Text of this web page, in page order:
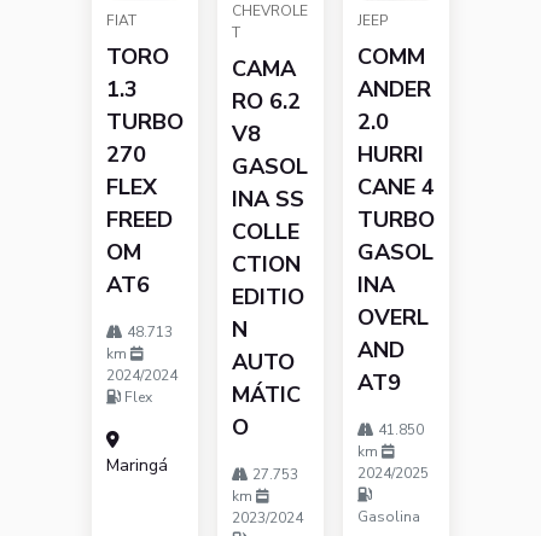
FIAT
TORO
1.3
TURBO
270
FLEX
FREED
OM
AT6
48.713
km
2024/2024
Flex
Maringá
CHEVROLE
T
CAMA
RO 6.2
V8
GASOL
INA SS
COLLE
CTION
EDITIO
N
AUTO
MÁTIC
O
27.753
km
2023/2024
JEEP
COMM
ANDER
2.0
HURRI
CANE 4
TURBO
GASOL
INA
OVERL
AND
AT9
41.850
km
2024/2025
Gasolina